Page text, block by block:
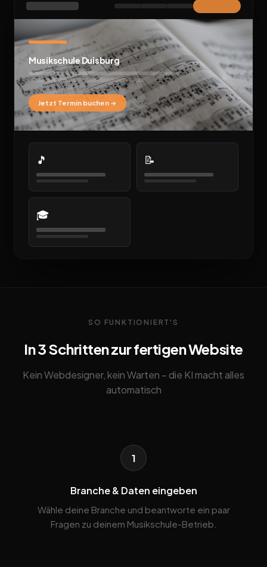
Musikschule Duisburg
Jetzt Termin buchen →
🎵 📝
🎓
SO FUNKTIONIERT'S
In 3 Schritten zur fertigen Website
Kein Webdesigner, kein Warten – die KI macht alles
automatisch
1
Branche & Daten eingeben
Wähle deine Branche und beantworte ein paar
Fragen zu deinem Musikschule-Betrieb.